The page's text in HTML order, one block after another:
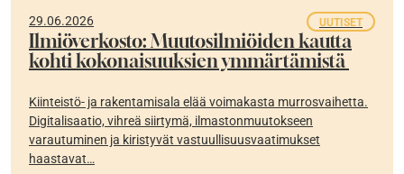
29.06.2026 UUTISET
Ilmiöverkosto: Muutosilmiöiden kautta
kohti kokonaisuuksien ymmärtämistä
Kiinteistö- ja rakentamisala elää voimakasta murrosvaihetta.
Digitalisaatio, vihreä siirtymä, ilmastonmuutokseen
varautuminen ja kiristyvät vastuullisuusvaatimukset
haastavat…